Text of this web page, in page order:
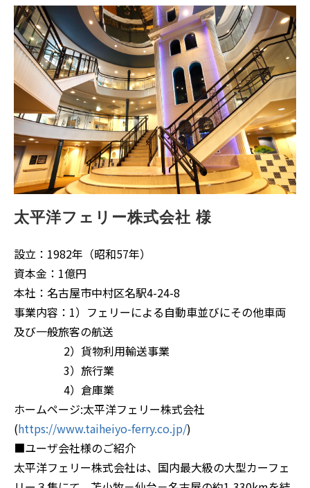
太平洋フェリー株式会社 様
設立：1982年（昭和57年）
資本金：1億円
本社：名古屋市中村区名駅4-24-8
事業内容：1）フェリーによる自動車並びにその他車両
及び一般旅客の航送
2）貨物利用輸送事業
3）旅行業
4）倉庫業
ホームページ:太平洋フェリー株式会社
(https://www.taiheiyo-ferry.co.jp/)
■ユーザ会社様のご紹介
太平洋フェリー株式会社は、国内最大級の大型カーフェ